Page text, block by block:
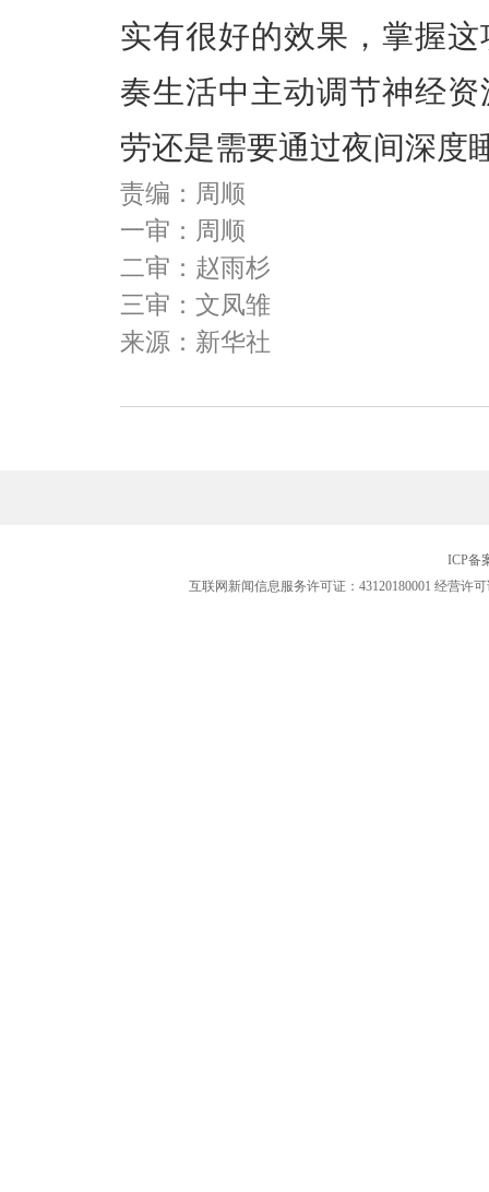
实有很好的效果，掌握这
奏生活中主动调节神经
劳还是需要通过夜间深度
责编：周顺
一审：周顺
二审：赵雨杉
三审：文凤雏
来源：新华社
ICP备
互联网新闻信息服务许可证：43120180001 经营许可